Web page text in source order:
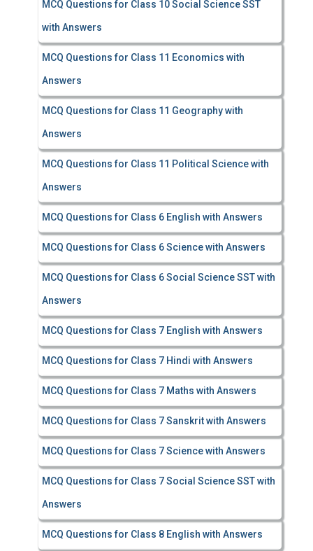
MCQ Questions for Class 10 Social Science SST
with Answers
MCQ Questions for Class 11 Economics with
Answers
MCQ Questions for Class 11 Geography with
Answers
MCQ Questions for Class 11 Political Science with
Answers
MCQ Questions for Class 6 English with Answers
MCQ Questions for Class 6 Science with Answers
MCQ Questions for Class 6 Social Science SST with
Answers
MCQ Questions for Class 7 English with Answers
MCQ Questions for Class 7 Hindi with Answers
MCQ Questions for Class 7 Maths with Answers
MCQ Questions for Class 7 Sanskrit with Answers
MCQ Questions for Class 7 Science with Answers
MCQ Questions for Class 7 Social Science SST with
Answers
MCQ Questions for Class 8 English with Answers